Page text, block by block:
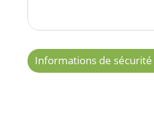
Informations de sécurité